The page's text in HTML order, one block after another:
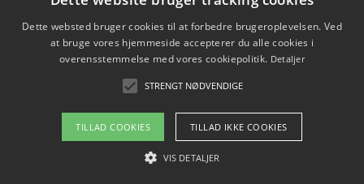
Sådan planlægger du dine vigtige datoer for CO2-
reduktion
Copyright 2026 - Pilanto Aps
Om / kontakt
Dette websted bruger cookies til at forbedre brugeroplevelsen. Ved
at bruge vores hjemmeside accepterer du alle cookies i
overensstemmelse med vores cookiepolitik. Detaljer
STRENGT NØDVENDIGE
TILLAD COOKIES TILLAD IKKE COOKIES
VIS DETALJER